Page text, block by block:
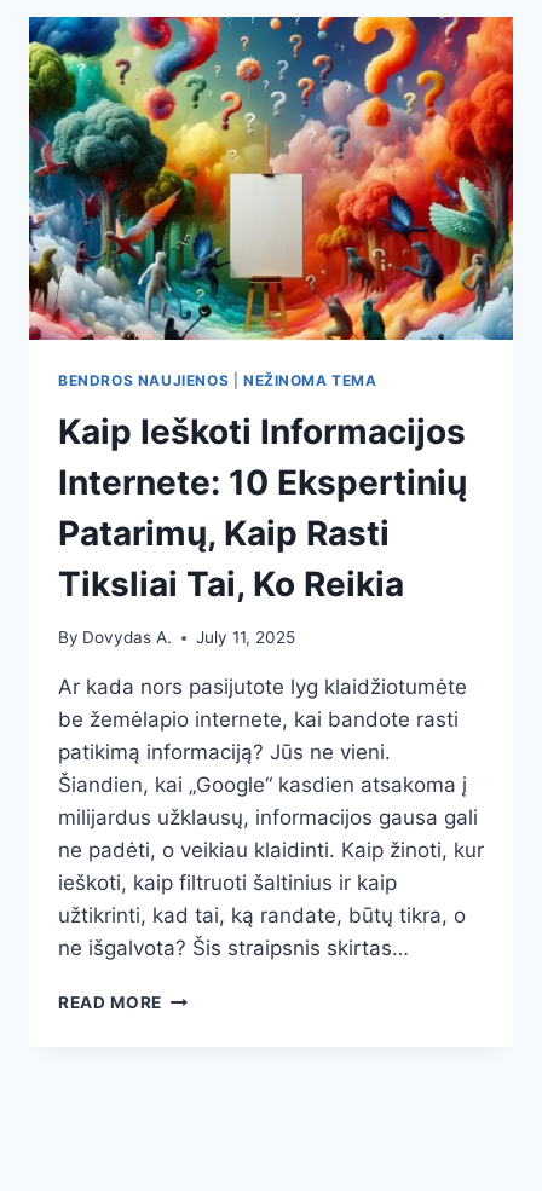
BENDROS NAUJIENOS NEŽINOMA TEMA
Kaip Ieškoti Informacijos
Internete: 10 Ekspertinių
Patarimų, Kaip Rasti
Tiksliai Tai, Ko Reikia
By Dovydas A. July 11, 2025
Ar kada nors pasijutote lyg klaidžiotumėte
be žemėlapio internete, kai bandote rasti
patikimą informaciją? Jūs ne vieni.
Šiandien, kai „Google“ kasdien atsakoma į
milijardus užklausų, informacijos gausa gali
ne padėti, o veikiau klaidinti. Kaip žinoti, kur
ieškoti, kaip filtruoti šaltinius ir kaip
užtikrinti, kad tai, ką randate, būtų tikra, o
ne išgalvota? Šis straipsnis skirtas…
READ MORE KAIP